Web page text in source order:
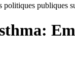
politiques publiques